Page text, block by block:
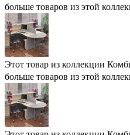
больше товаров из этой
Этот товар из коллекции
больше товаров из этой